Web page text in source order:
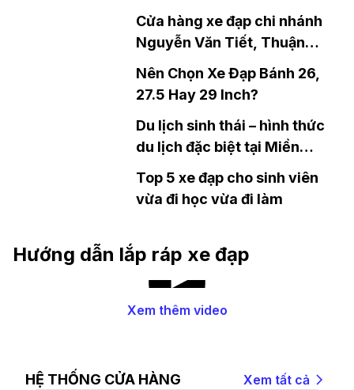
Triệu?
Cửa hàng xe đạp chi nhánh
Nguyễn Văn Tiết, Thuận
An, Bình Dương
Nên Chọn Xe Đạp Bánh 26,
27.5 Hay 29 Inch?
Du lịch sinh thái – hình thức
du lịch đặc biệt tại Miền
Top 5 xe đạp cho sinh viên
vừa đi học vừa đi làm
Hướng dẫn lắp ráp xe đạp
Xem thêm video
HỆ THỐNG CỬA HÀNG Xem tất cả